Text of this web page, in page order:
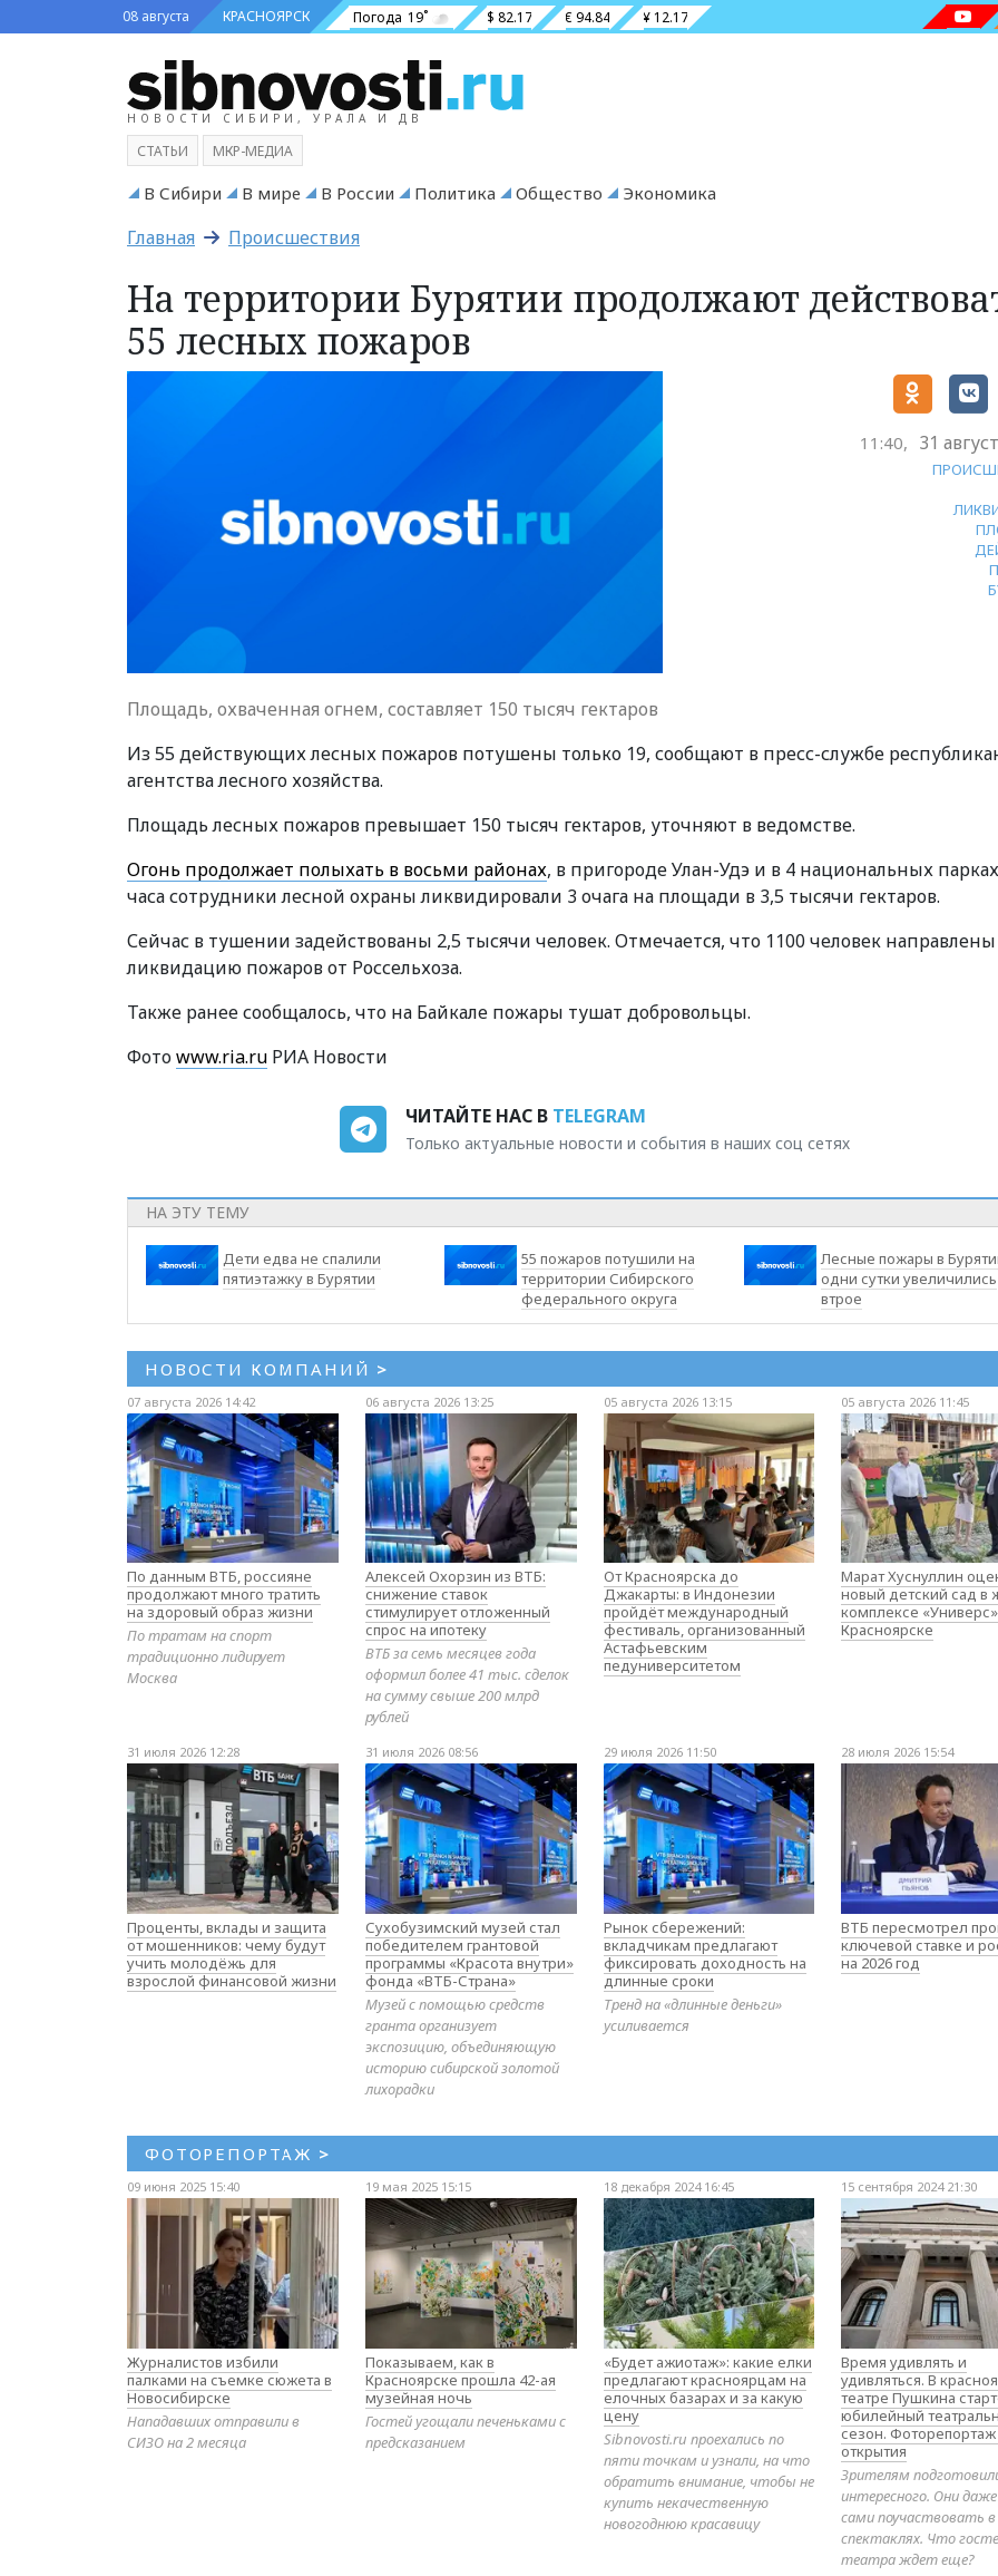
08 августа КРАСНОЯРСК Погода 19˚ $ 82.17 € 94.84 ¥ 12.17
НОВОСТИ СИБИРИ, УРАЛА И ДВ
СТАТЬИ МКР-МЕДИА
В Сибири В мире В России Политика Общество Экономика
Главная Происшествия
На территории Бурятии продолжают
55 лесных пожаров
11:40, 31
Площадь, охваченная огнем, составляет 150 тысяч гектаров
Из 55 действующих лесных пожаров потушены только 19, сообщают в пресс-службе
агентства лесного хозяйства.
Площадь лесных пожаров превышает 150 тысяч гектаров, уточняют в ведомстве.
Огонь продолжает полыхать в восьми районах, в пригороде Улан-Удэ и в 4 национальных
часа сотрудники лесной охраны ликвидировали 3 очага на площади в 3,5 тысячи гектаров.
Сейчас в тушении задействованы 2,5 тысячи человек. Отмечается, что 1100 человек
ликвидацию пожаров от Россельхоза.
Также ранее сообщалось, что на Байкале пожары тушат добровольцы.
Фотоwww.ria.ru РИА Новости
ЧИТАЙТЕ НАС В TELEGRAM
Только актуальные новости и события в наших соц сетях
НА ЭТУ ТЕМУ
Дети едва не спалили
пятиэтажку в Бурятии
55 пожаров потушили на
территории Сибирского
федерального округа
Лесные пожары в
одни сутки увеличились
втрое
НОВОСТИ КОМПАНИЙ >
07 августа 2026 14:42
По данным ВТБ, россияне
продолжают много тратить
на здоровый образ жизни
По тратам на спорт
традиционно лидирует
Москва
06 августа 2026 13:25
Алексей Охорзин из ВТБ:
снижение ставок
стимулирует отложенный
спрос на ипотеку
ВТБ за семь месяцев года
оформил более 41 тыс. сделок
на сумму свыше 200 млрд
рублей
05 августа 2026 13:15
От Красноярска до
Джакарты: в Индонезии
пройдёт международный
фестиваль, организованный
Астафьевским
педуниверситетом
05 августа 2026 11:45
Марат Хуснуллин
новый детский сад в
комплексе
Красноярске
31 июля 2026 12:28
Проценты, вклады и защита
от мошенников: чему будут
учить молодёжь для
взрослой финансовой жизни
31 июля 2026 08:56
Сухобузимский музей стал
победителем грантовой
программы «Красота внутри»
фонда «ВТБ-Страна»
Музей с помощью средств
гранта организует
экспозицию, объединяющую
историю сибирской золотой
лихорадки
29 июля 2026 11:50
Рынок сбережений:
вкладчикам предлагают
фиксировать доходность на
длинные сроки
Тренд на «длинные деньги»
усиливается
28 июля 2026 15:54
ВТБ пересмотрел
ключевой ставке и
на 2026 год
ФОТОРЕПОРТАЖ >
09 июня 2025 15:40
Журналистов избили
палками на съемке сюжета в
Новосибирске
Нападавших отправили в
СИЗО на 2 месяца
19 мая 2025 15:15
Показываем, как в
Красноярске прошла 42-ая
музейная ночь
Гостей угощали печеньками с
предсказанием
18 декабря 2024 16:45
«Будет ажиотаж»: какие елки
предлагают красноярцам на
елочных базарах и за какую
цену
Sibnovosti.ru проехались по
пяти точкам и узнали, на что
обратить внимание, чтобы не
купить некачественную
новогоднюю красавицу
15 сентября 2024 21:30
Время удивлять и
удивляться. В
театре Пушкина
юбилейный
сезон. Фоторепортаж
открытия
Зрителям
интересного. Они
сами поучаствовать в
спектаклях. Что
театра ждет еще?